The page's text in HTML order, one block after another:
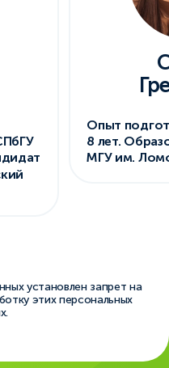
Опыт
8 лет.
МГУ им.
установлен запрет на
этих персональных